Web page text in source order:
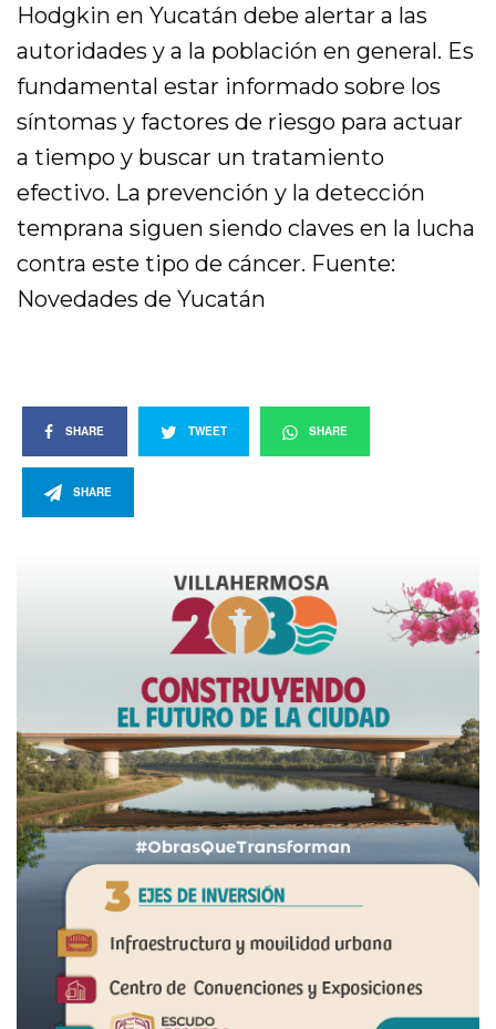
Hodgkin en Yucatán debe alertar a las
autoridades y a la población en general. Es
fundamental estar informado sobre los
síntomas y factores de riesgo para actuar
a tiempo y buscar un tratamiento
efectivo. La prevención y la detección
temprana siguen siendo claves en la lucha
contra este tipo de cáncer. Fuente:
Novedades de Yucatán
SHARE TWEET SHARE
SHARE